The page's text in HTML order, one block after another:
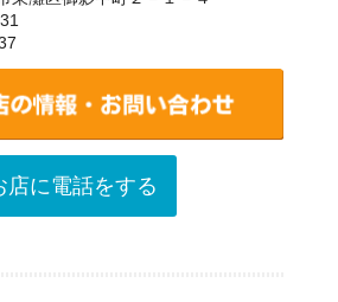
店に電話をする